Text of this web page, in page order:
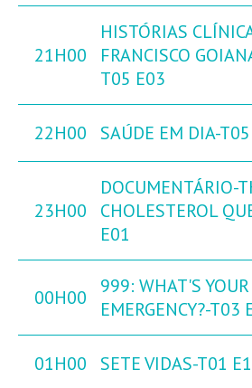
21H00
HISTÓRIAS
FRANCISCO
T05 E03
22H00 SAÚDE EM DIA-
23H00
DOCUMENTÁRIO-
CHOLESTEROL
E01
00H00
999: WHAT'S YOUR
EMERGENCY?-T03
01H00 SETE VIDAS-T01